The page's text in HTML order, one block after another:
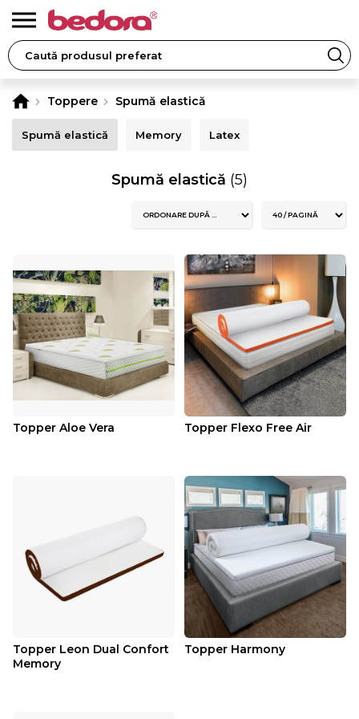
Toppere Spumă elastică
Spumă elastică Memory Latex
Spumă elastică (5)
Topper Aloe Vera Topper Flexo Free Air
Topper Leon Dual Confort
Memory
Topper Harmony